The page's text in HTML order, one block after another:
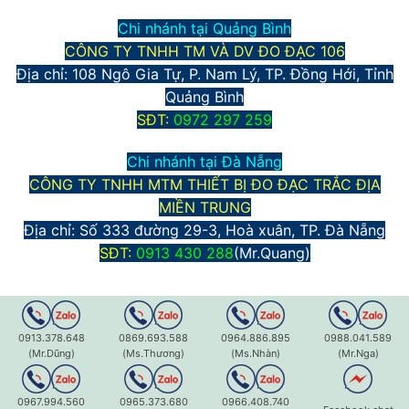
Chi nhánh tại Quảng Bình
CÔNG TY TNHH TM VÀ DV ĐO ĐẠC 106
Địa chỉ: 108 Ngô Gia Tự, P. Nam Lý, TP. Đồng Hới, Tỉnh
Quảng Bình
SĐT: 0972 297 259
Chi nhánh tại Đà Nẵng
CÔNG TY TNHH MTM THIẾT BỊ ĐO ĐẠC TRẮC ĐỊA
MIỀN TRUNG
Địa chỉ: Số 333 đường 29-3, Hoà xuân, TP. Đà Nẵng
SĐT: 0913 430 288(Mr.Quang)
Máy toàn đạc, máy thủy bình điện tử, máy định vị GPS 2
0913.378.648
(Mr.Dũng)
0869.693.588
(Ms.Thương)
0964.886.895
(Ms.Nhàn)
0988.041.589
(Mr.Nga)
0967.994.560 0965.373.680 0966.408.740